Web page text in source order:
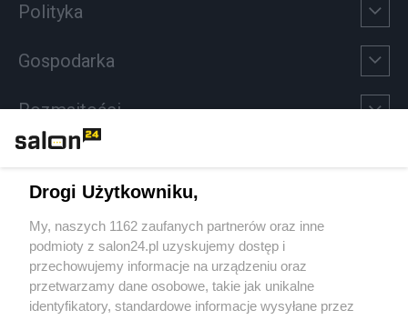
Polityka
Gospodarka
Rozmaitości
Sport
Społeczeństwo
Kultura
Drogi Użytkowniku,
My, naszych 1162 zaufanych partnerów oraz inne
podmioty z salon24.pl uzyskujemy dostęp i
przechowujemy informacje na urządzeniu oraz
przetwarzamy dane osobowe, takie jak unikalne
identyfikatory, standardowe informacje wysyłane przez